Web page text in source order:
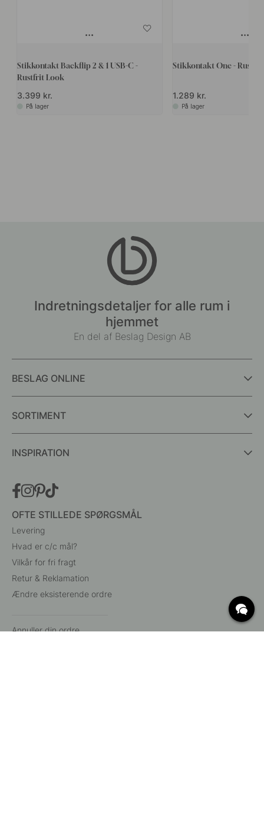
Stikkontakt Backflip 2 & 1 USB-C -
Rustfrit Look
3.399 kr.
På lager
Stikkontakt One -
1.289 kr.
På lager
Indretningsdetaljer for alle rum i
hjemmet
En del af Beslag Design AB
BESLAG ONLINE
SORTIMENT
INSPIRATION
OFTE STILLEDE SPØRGSMÅL
Levering
Hvad er c/c mål?
Vilkår for fri fragt
Retur & Reklamation
Ændre eksisterende ordre
Annuller din ordre